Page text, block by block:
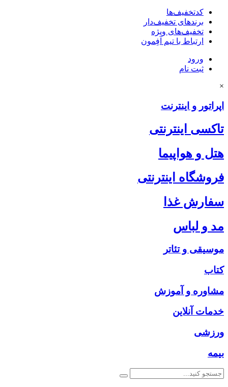
کدتخفیف‌ها
برندهای تخفیف‌دار
تخفیف‌های ویژه
ارتباط با تیم آفِمون
ورود
ثبت نام
×
اپراتور و اینترنت
تاکسی اینترنتی
هتل و هواپیما
فروشگاه اینترنتی
سفارش غذا
مد و لباس
موسیقی و تئاتر
کتاب
مشاوره و آموزش
خدمات آنلاین
ورزشی
بیمه